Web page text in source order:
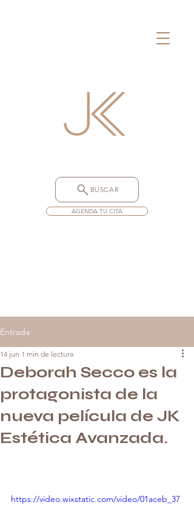
BUSCAR
AGENDA TU CITA
Entrada
Deborah Secco es la
protagonista de la
nueva película de JK
Estética Avanzada.
14 jun 1 min de lectura
https://video.wixstatic.com/video/01aceb_37